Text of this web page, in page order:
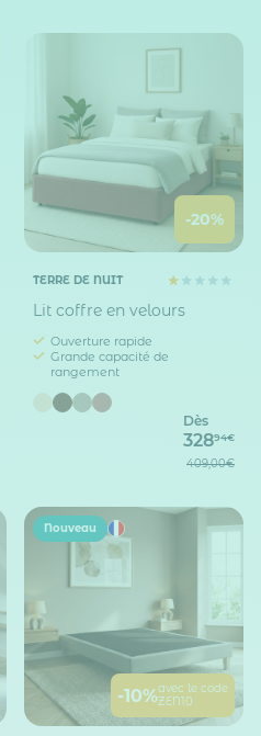
-20%
TERRE DE NUIT
Lit coffre en velours
Ouverture rapide
Grande capacité de
rangement
Dès
32894€
409,00€
Nouveau
-10%avec le code
ZEN10